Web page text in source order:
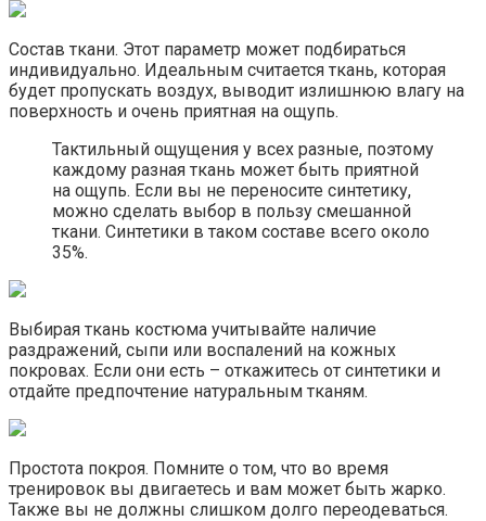
Состав ткани. Этот параметр может подбираться
индивидуально. Идеальным считается ткань, которая
будет пропускать воздух, выводит излишнюю влагу на
поверхность и очень приятная на ощупь.
Тактильный ощущения у всех разные, поэтому
каждому разная ткань может быть приятной
на ощупь. Если вы не переносите синтетику,
можно сделать выбор в пользу смешанной
ткани. Синтетики в таком составе всего около
35%.
Выбирая ткань костюма учитывайте наличие
раздражений, сыпи или воспалений на кожных
покровах. Если они есть – откажитесь от синтетики и
отдайте предпочтение натуральным тканям.
Простота покроя. Помните о том, что во время
тренировок вы двигаетесь и вам может быть жарко.
Также вы не должны слишком долго переодеваться.